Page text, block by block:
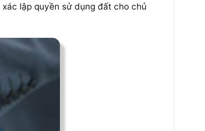
lập quyền sử dụng đất cho chủ